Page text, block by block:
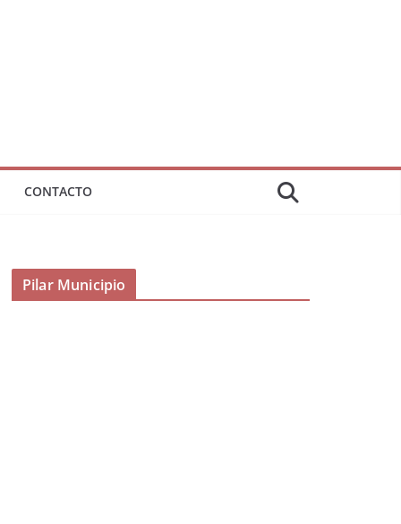
CONTACTO
Pilar Municipio